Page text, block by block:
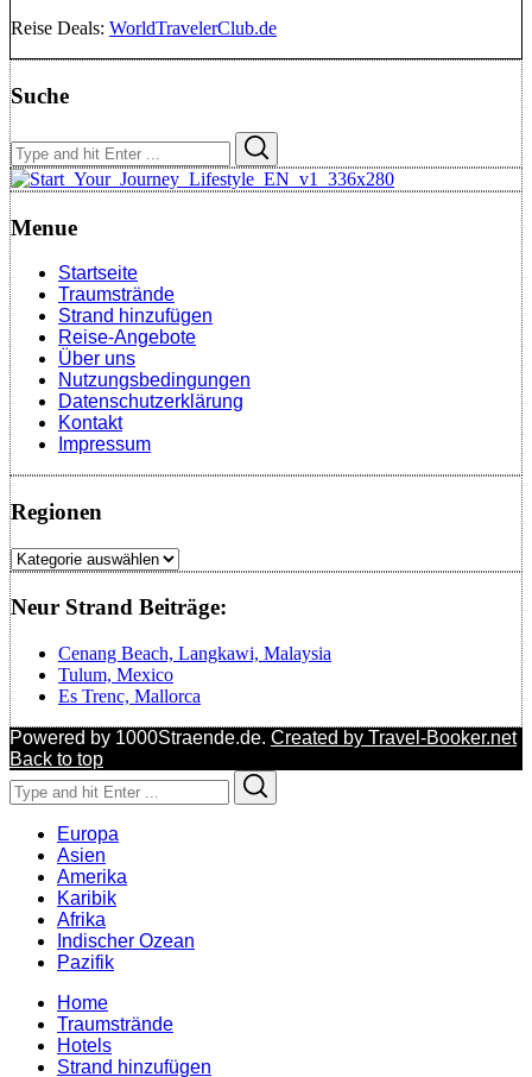
Reise Deals: WorldTravelerClub.de
Suche
Search
for:
Menue
Startseite
Traumstrände
Strand hinzufügen
Reise-Angebote
Über uns
Nutzungsbedingungen
Datenschutzerklärung
Kontakt
Impressum
Regionen
Regionen
Neur Strand Beiträge:
Cenang Beach, Langkawi, Malaysia
Tulum, Mexico
Es Trenc, Mallorca
Powered by 1000Straende.de. Created by Travel-Booker.net
Back to top
Search
for:
Europa
Asien
Amerika
Karibik
Afrika
Indischer Ozean
Pazifik
Home
Traumstrände
Hotels
Strand hinzufügen